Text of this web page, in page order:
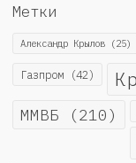
Метки
Александр Крылов (25)
Газпром (42)
ММВБ (210)